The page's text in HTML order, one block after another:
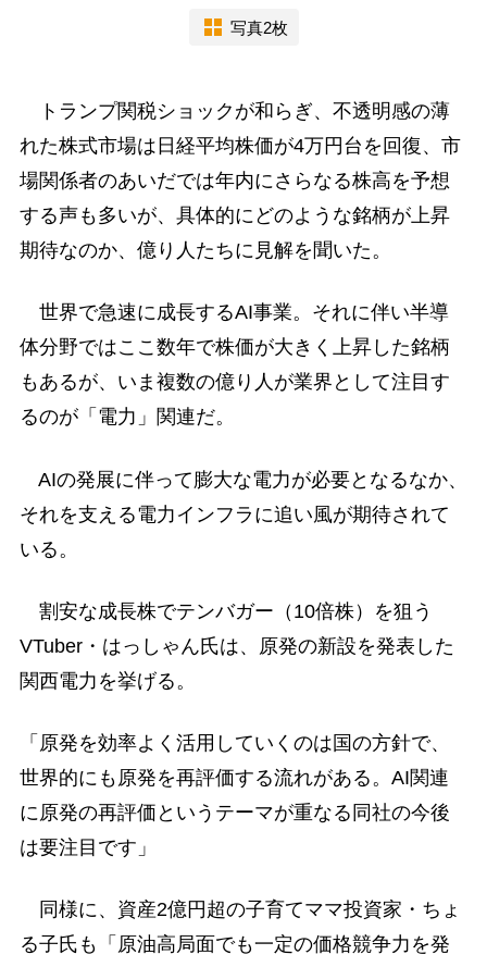
写真2枚
トランプ関税ショックが和らぎ、不透明感の薄
れた株式市場は日経平均株価が4万円台を回復、市
場関係者のあいだでは年内にさらなる株高を予想
する声も多いが、具体的にどのような銘柄が上昇
期待なのか、億り人たちに見解を聞いた。
世界で急速に成長するAI事業。それに伴い半導
体分野ではここ数年で株価が大きく上昇した銘柄
もあるが、いま複数の億り人が業界として注目す
るのが「電力」関連だ。
AIの発展に伴って膨大な電力が必要となるなか、
それを支える電力インフラに追い風が期待されて
いる。
割安な成長株でテンバガー（10倍株）を狙う
VTuber・はっしゃん氏は、原発の新設を発表した
関西電力を挙げる。
「原発を効率よく活用していくのは国の方針で、
世界的にも原発を再評価する流れがある。AI関連
に原発の再評価というテーマが重なる同社の今後
は要注目です」
同様に、資産2億円超の子育てママ投資家・ちょ
る子氏も「原油高局面でも一定の価格競争力を発